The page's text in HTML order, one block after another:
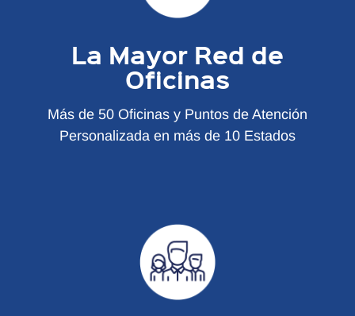
La Mayor Red de
Oficinas
Más de 50 Oficinas y Puntos de Atención
Personalizada en más de 10 Estados